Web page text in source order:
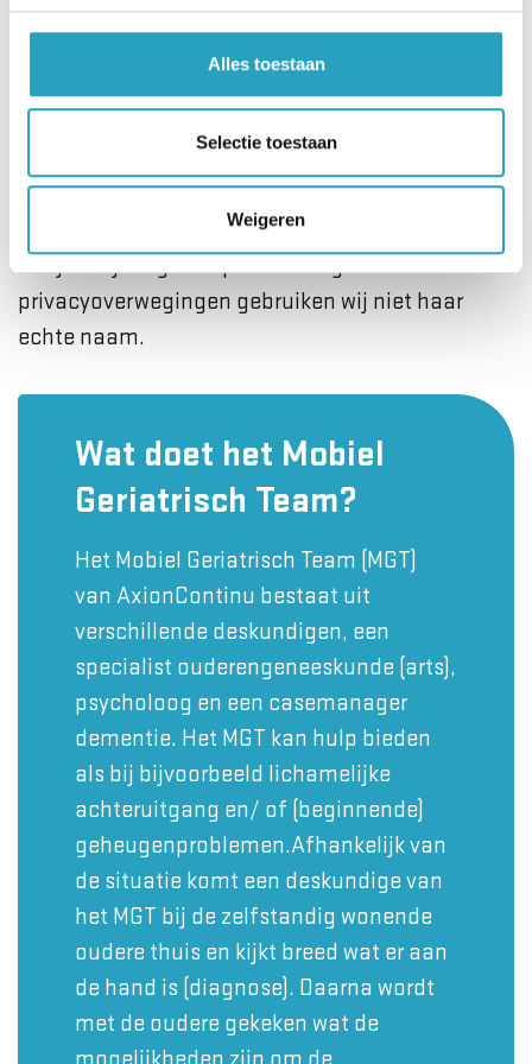
Alles toestaan
Selectie toestaan
Weigeren
busje naar de Amerongse Berg te gaan. We
hebben er met zo’n golfkarretje rondgereden en
zich gezien en gesteund. “Ik kan het Mobiel
Geriatrisch Team van harte aanbevelen. Je weet
dat je altijd ergens op kunt terugvallen.”*Uit
privacyoverwegingen gebruiken wij niet haar
echte naam.
Wat doet het Mobiel
Geriatrisch Team?
Het Mobiel Geriatrisch Team (MGT)
van AxionContinu bestaat uit
verschillende deskundigen, een
specialist ouderengeneeskunde (arts),
psycholoog en een casemanager
dementie. Het MGT kan hulp bieden
als bij bijvoorbeeld lichamelijke
achteruitgang en/ of (beginnende)
geheugenproblemen.Afhankelijk van
de situatie komt een deskundige van
het MGT bij de zelfstandig wonende
oudere thuis en kijkt breed wat er aan
de hand is (diagnose). Daarna wordt
met de oudere gekeken wat de